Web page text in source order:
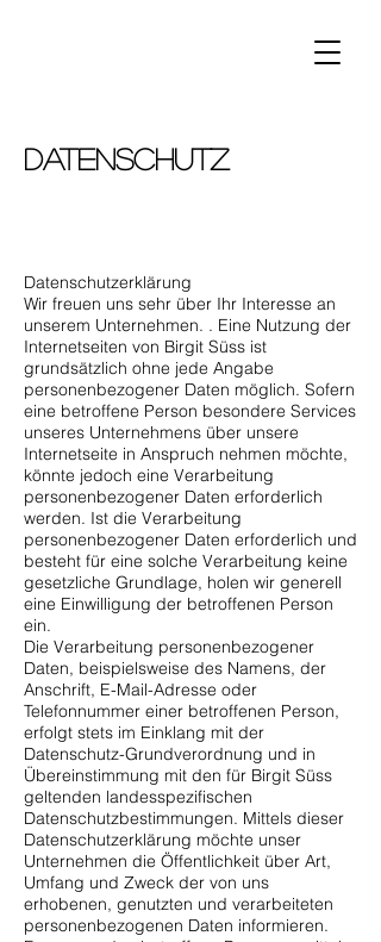
DATENSCHUTZ
Datenschutzerklärung
Wir freuen uns sehr über Ihr Interesse an
unserem Unternehmen. . Eine Nutzung der
Internetseiten von Birgit Süss ist
grundsätzlich ohne jede Angabe
personenbezogener Daten möglich. Sofern
eine betroffene Person besondere Services
unseres Unternehmens über unsere
Internetseite in Anspruch nehmen möchte,
könnte jedoch eine Verarbeitung
personenbezogener Daten erforderlich
werden. Ist die Verarbeitung
personenbezogener Daten erforderlich und
besteht für eine solche Verarbeitung keine
gesetzliche Grundlage, holen wir generell
eine Einwilligung der betroffenen Person
ein.
Die Verarbeitung personenbezogener
Daten, beispielsweise des Namens, der
Anschrift, E-Mail-Adresse oder
Telefonnummer einer betroffenen Person,
erfolgt stets im Einklang mit der
Datenschutz-Grundverordnung und in
Übereinstimmung mit den für Birgit Süss
geltenden landesspezifischen
Datenschutzbestimmungen. Mittels dieser
Datenschutzerklärung möchte unser
Unternehmen die Öffentlichkeit über Art,
Umfang und Zweck der von uns
erhobenen, genutzten und verarbeiteten
personenbezogenen Daten informieren.